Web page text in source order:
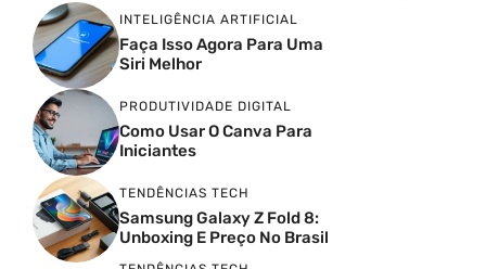
INTELIGÊNCIA ARTIFICIAL
Faça Isso Agora Para Uma
Siri Melhor
PRODUTIVIDADE DIGITAL
Como Usar O Canva Para
Iniciantes
TENDÊNCIAS TECH
Samsung Galaxy Z Fold 8:
Unboxing E Preço No Brasil